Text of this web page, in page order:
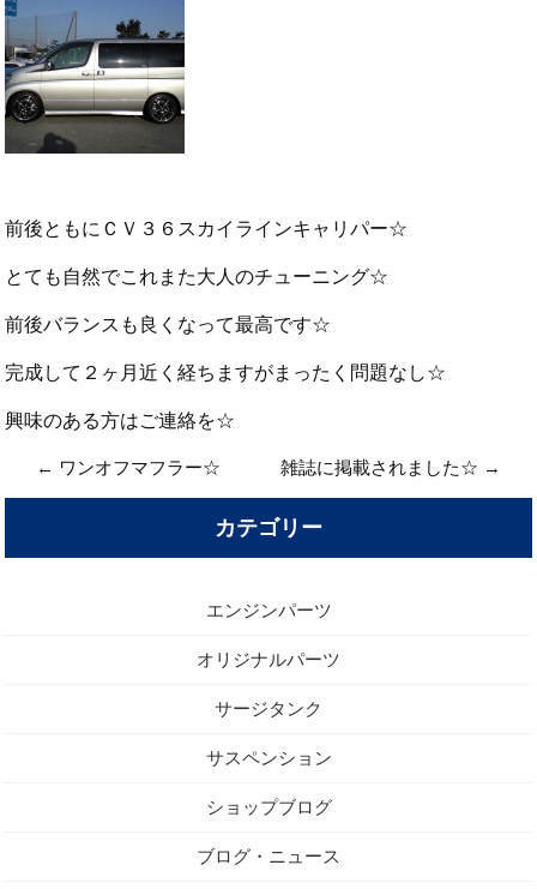
前後ともにＣＶ３６スカイラインキャリパー☆
とても自然でこれまた大人のチューニング☆
前後バランスも良くなって最高です☆
完成して２ヶ月近く経ちますがまったく問題なし☆
興味のある方はご連絡を☆
← ワンオフマフラー☆ 雑誌に掲載されました☆ →
カテゴリー
エンジンパーツ
オリジナルパーツ
サージタンク
サスペンション
ショップブログ
ブログ・ニュース